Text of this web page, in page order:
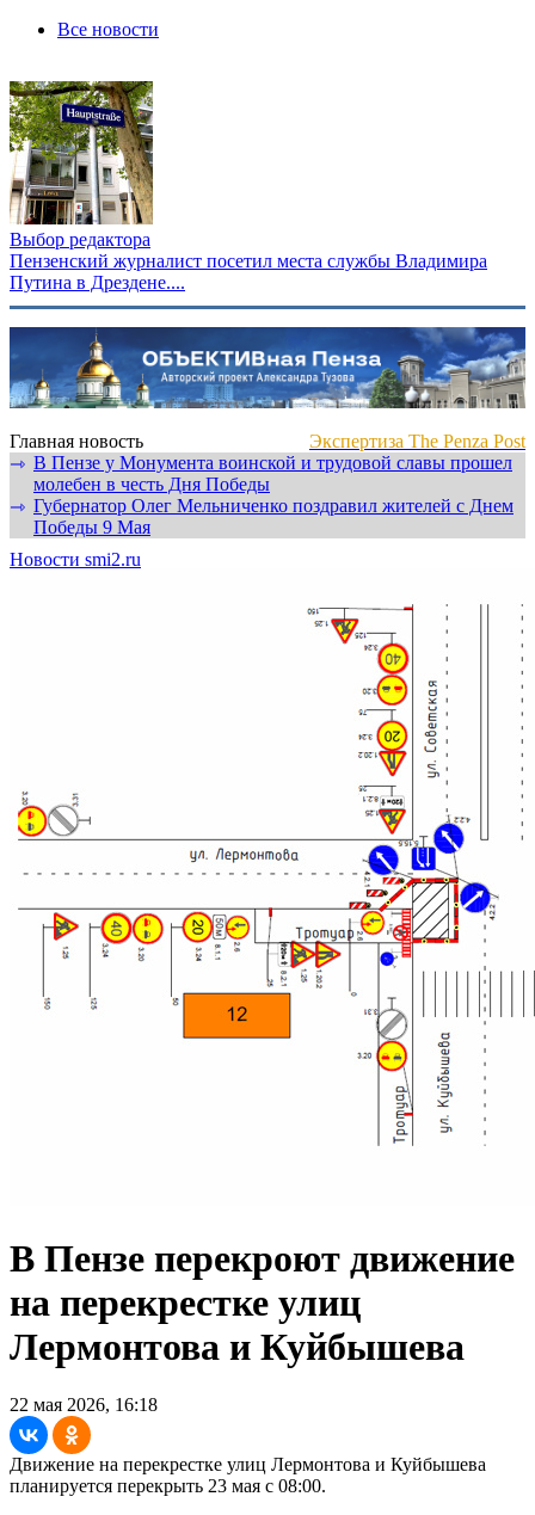
Все новости
Выбор редактора
Пензенский журналист посетил места службы Владимира
Путина в Дрездене....
Главная новость
Экспертиза The Penza Post
⇾ В Пензе у Монумента воинской и трудовой славы прошел
молебен в честь Дня Победы
⇾ Губернатор Олег Мельниченко поздравил жителей с Днем
Победы 9 Мая
Новости smi2.ru
В Пензе перекроют движение
на перекрестке улиц
Лермонтова и Куйбышева
22 мая 2026, 16:18
Движение на перекрестке улиц Лермонтова и Куйбышева
планируется перекрыть 23 мая с 08:00.